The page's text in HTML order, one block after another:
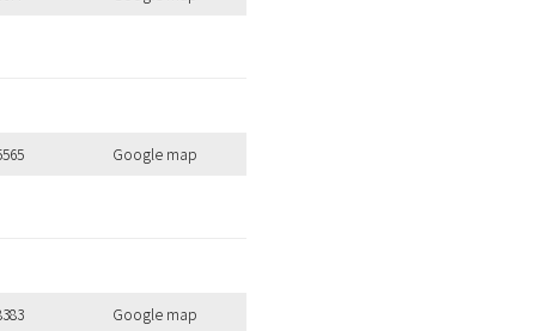
Google map
Google map